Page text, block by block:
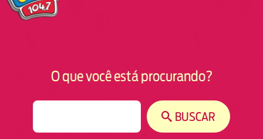
O que você está procurando?
BUSCAR